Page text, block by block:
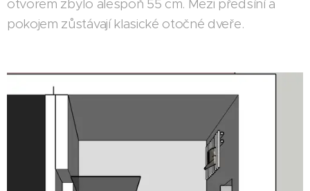
otvorem zbylo alespoň 55 cm. Mezi předsíní a
pokojem zůstávají klasické otočné dveře.